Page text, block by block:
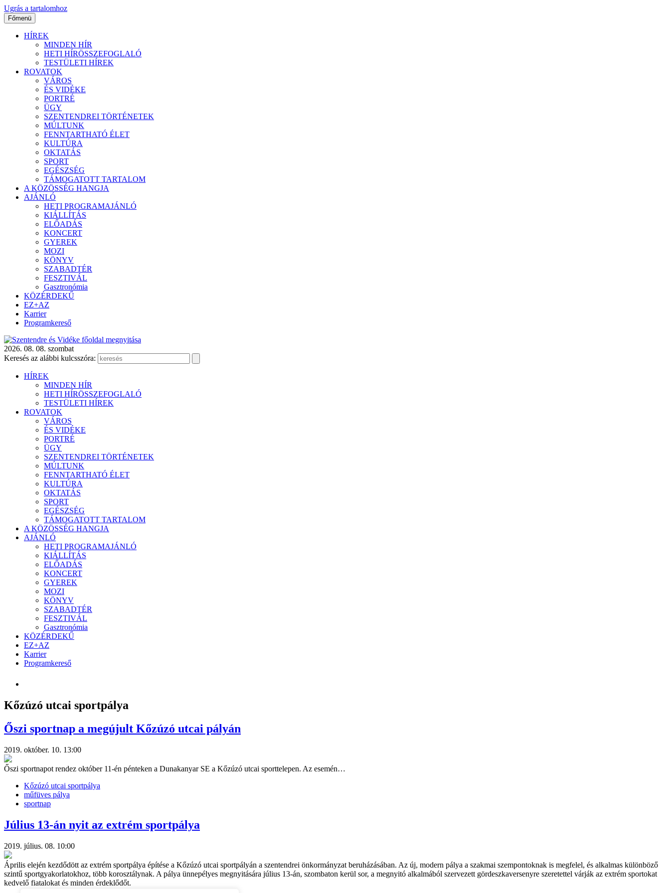
Ugrás a tartalomhoz
Főmenü
HÍREK
MINDEN HÍR
HETI HÍRÖSSZEFOGLALÓ
TESTÜLETI HÍREK
ROVATOK
VÁROS
ÉS VIDÉKE
PORTRÉ
ÜGY
SZENTENDREI TÖRTÉNETEK
MÚLTUNK
FENNTARTHATÓ ÉLET
KULTÚRA
OKTATÁS
SPORT
EGÉSZSÉG
TÁMOGATOTT TARTALOM
A KÖZÖSSÉG HANGJA
AJÁNLÓ
HETI PROGRAMAJÁNLÓ
KIÁLLÍTÁS
ELŐADÁS
KONCERT
GYEREK
MOZI
KÖNYV
SZABADTÉR
FESZTIVÁL
Gasztronómia
KÖZÉRDEKŰ
EZ+AZ
Karrier
Programkereső
2026. 08. 08. szombat
Keresés az alábbi kulcsszóra:
HÍREK
MINDEN HÍR
HETI HÍRÖSSZEFOGLALÓ
TESTÜLETI HÍREK
ROVATOK
VÁROS
ÉS VIDÉKE
PORTRÉ
ÜGY
SZENTENDREI TÖRTÉNETEK
MÚLTUNK
FENNTARTHATÓ ÉLET
KULTÚRA
OKTATÁS
SPORT
EGÉSZSÉG
TÁMOGATOTT TARTALOM
A KÖZÖSSÉG HANGJA
AJÁNLÓ
HETI PROGRAMAJÁNLÓ
KIÁLLÍTÁS
ELŐADÁS
KONCERT
GYEREK
MOZI
KÖNYV
SZABADTÉR
FESZTIVÁL
Gasztronómia
KÖZÉRDEKŰ
EZ+AZ
Karrier
Programkereső
Kőzúzó utcai sportpálya
Őszi sportnap a megújult Kőzúzó utcai pályán
2019. október. 10. 13:00
Őszi sportnapot rendez október 11-én pénteken a Dunakanyar SE a Kőzúzó utcai sporttelepen. Az esemén…
Kőzúzó utcai sportpálya
műfüves pálya
sportnap
Július 13-án nyit az extrém sportpálya
2019. július. 08. 10:00
Április elején kezdődött az extrém sportpálya építése a Kőzúzó utcai sportpályán a szentendrei önkormányzat beruházásában. Az új, modern pálya a szakmai szempontoknak is megfelel, és alkalmas különböző
szintű sportgyakorlatokhoz, több korosztálynak. A pálya ünnepélyes megnyitására július 13-án, szombaton kerül sor, a megnyitó alkalmából szervezett gördeszkaversenyre szeretettel várják az extrém sportokat
kedvelő fiatalokat és minden érdeklődőt.